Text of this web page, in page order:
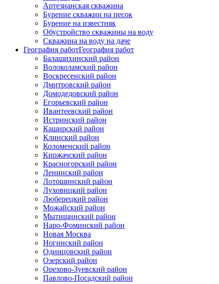
Артезианская скважина
Бурение скважин на песок
Бурение на известняк
Обустройство скважины на воду
Скважина на воду на даче
География работГеография работ
Балашихинский район
Волоколамский район
Воскресенский район
Дмитровский район
Домодедовский район
Егорьевский район
Ивантеевский район
Истринский район
Каширский район
Клинский район
Коломенский район
Киржачский район
Красногорский район
Ленинский район
Лотошинский район
Луховицкий район
Люберецкий район
Можайский район
Мытищинский район
Наро-Фоминский район
Новая Москва
Ногинский район
Одинцовский район
Озерский район
Орехово-Зуевский район
Павлово-Посадский район